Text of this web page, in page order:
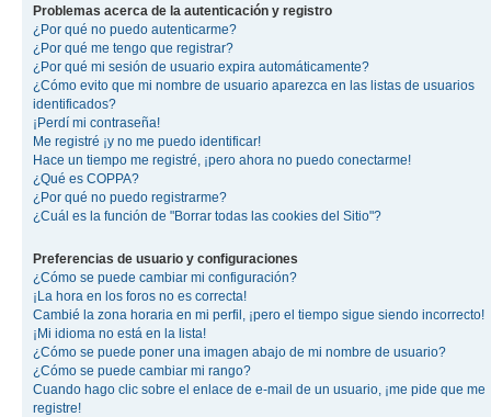
Problemas acerca de la autenticación y registro
¿Por qué no puedo autenticarme?
¿Por qué me tengo que registrar?
¿Por qué mi sesión de usuario expira automáticamente?
¿Cómo evito que mi nombre de usuario aparezca en las listas de usuarios
identificados?
¡Perdí mi contraseña!
Me registré ¡y no me puedo identificar!
Hace un tiempo me registré, ¡pero ahora no puedo conectarme!
¿Qué es COPPA?
¿Por qué no puedo registrarme?
¿Cuál es la función de "Borrar todas las cookies del Sitio"?
Preferencias de usuario y configuraciones
¿Cómo se puede cambiar mi configuración?
¡La hora en los foros no es correcta!
Cambié la zona horaria en mi perfil, ¡pero el tiempo sigue siendo incorrecto!
¡Mi idioma no está en la lista!
¿Cómo se puede poner una imagen abajo de mi nombre de usuario?
¿Cómo se puede cambiar mi rango?
Cuando hago clic sobre el enlace de e-mail de un usuario, ¡me pide que me
registre!